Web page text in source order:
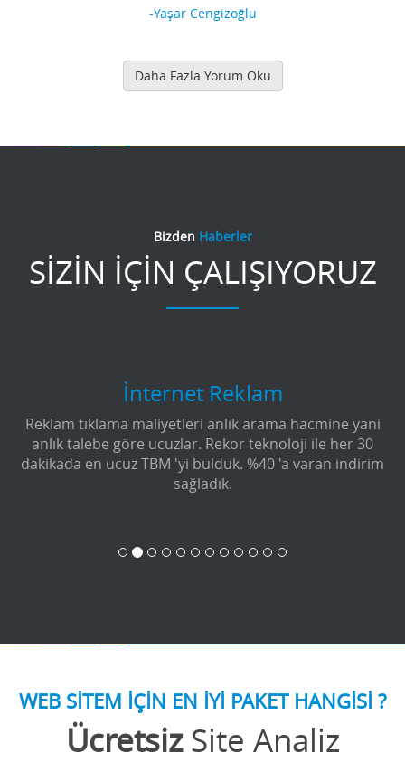
-Yaşar Cengizoğlu
Daha Fazla Yorum Oku
Bizden Haberler
SİZİN İÇİN ÇALIŞIYORUZ
İnternet Reklam
Reklam tıklama maliyetleri anlık arama hacmine yani
anlık talebe göre ucuzlar. Rekor teknoloji ile her 30
dakikada en ucuz TBM 'yi bulduk. %40 'a varan indirim
sağladık.
WEB SİTEM İÇİN EN İYİ PAKET HANGİSİ ?
ÜcretsizSite Analiz